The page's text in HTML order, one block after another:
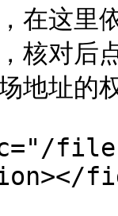
在这里
核对后
地址的